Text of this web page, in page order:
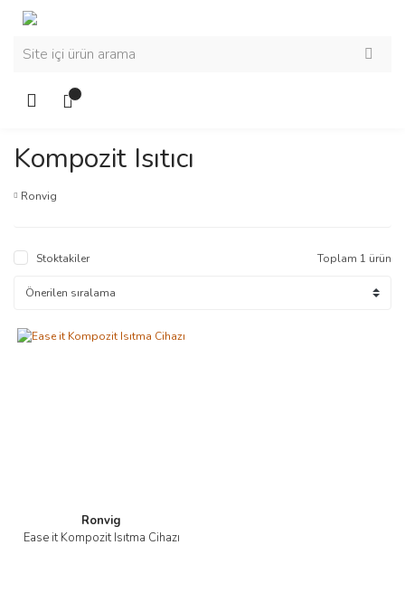
Kompozit Isıtıcı
Ronvig
Stoktakiler Toplam 1 ürün
Ronvig
Ease it Kompozit Isıtma Cihazı